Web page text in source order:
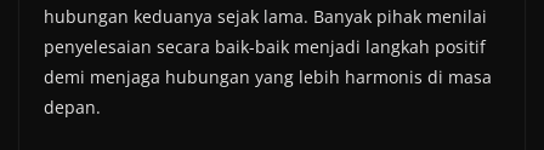
hubungan keduanya sejak lama. Banyak pihak menilai
penyelesaian secara baik-baik menjadi langkah positif
demi menjaga hubungan yang lebih harmonis di masa
depan.